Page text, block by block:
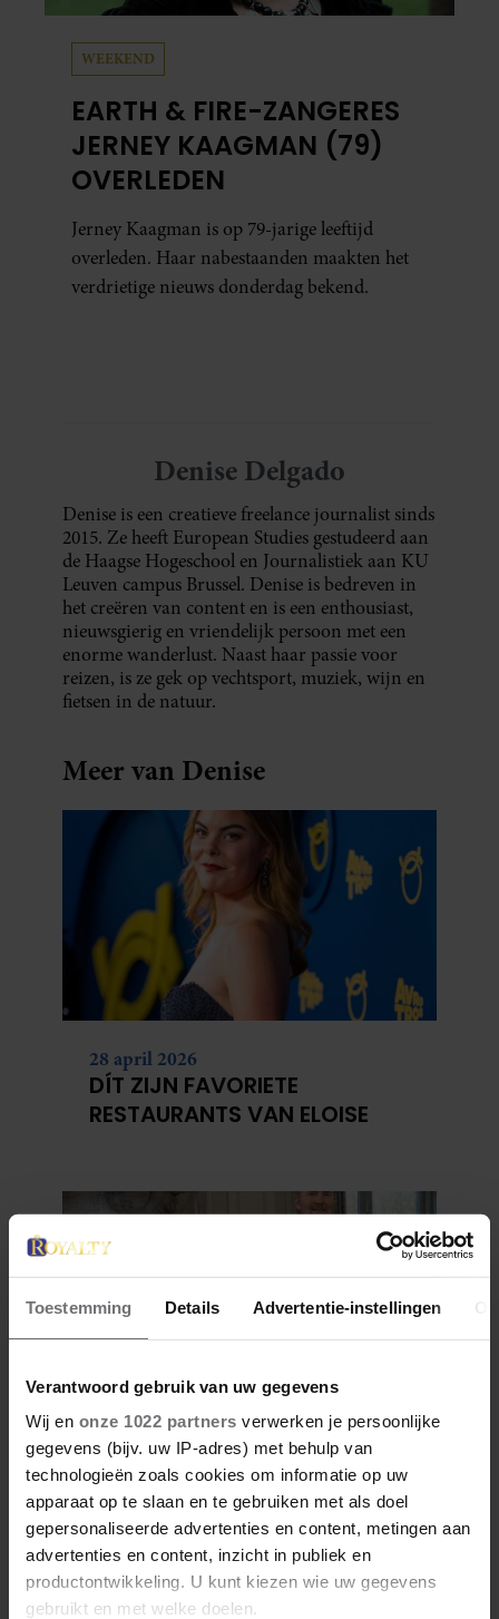
Toestemming Details Advertentie-instellingen
Verantwoord gebruik van uw gegevens
Wij en onze 1022 partners verwerken je persoonlijke
gegevens (bijv. uw IP-adres) met behulp van
technologieën zoals cookies om informatie op uw
apparaat op te slaan en te gebruiken met als doel
gepersonaliseerde advertenties en content, metingen aan
advertenties en content, inzicht in publiek en
productontwikkeling. U kunt kiezen wie uw gegevens
gebruikt en met welke doelen.
WEEKEND
EARTH & FIRE-ZANGERES
JERNEY KAAGMAN (79)
OVERLEDEN
Jerney Kaagman is op 79-jarige leeftijd
overleden. Haar nabestaanden maakten het
verdrietige nieuws donderdag bekend.
Denise Delgado
Denise is een creatieve freelance journalist sinds
2015. Ze heeft European Studies gestudeerd aan
de Haagse Hogeschool en Journalistiek aan KU
Leuven campus Brussel. Denise is bedreven in
het creëren van content en is een enthousiast,
nieuwsgierig en vriendelijk persoon met een
enorme wanderlust. Naast haar passie voor
reizen, is ze gek op vechtsport, muziek, wijn en
fietsen in de natuur.
Meer van Denise
28 april 2026
DÍT ZIJN FAVORIETE
RESTAURANTS VAN ELOISE
27 april 2026
KONING WILLEM-ALEXANDER
JARIG: ZIJN MOOISTE
PORTRETTEN DOOR DE JAREN
HEEN